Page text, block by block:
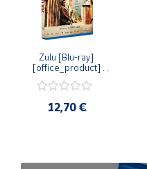
Zulu [Blu-ray]
[office_product]
12,70 €